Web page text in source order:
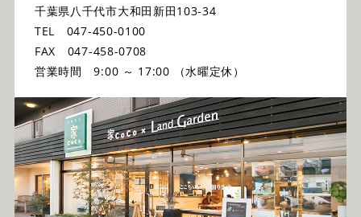
千葉県八千代市大和田新田103-34
TEL 047-450-0100
FAX 047-458-0708
営業時間 9:00 ～ 17:00 （水曜定休）